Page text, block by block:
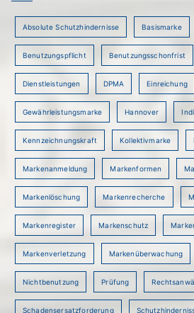
Absolute Schutzhindernisse Basismarke
Benutzungspflicht Benutzungsschonfrist
Dienstleistungen DPMA Einreichung
Gewährleistungsmarke Hannover
Kennzeichnungskraft Kollektivmarke
Markenanmeldung Markenformen
Markenlöschung Markenrecherche
Markenregister Markenschutz
Markenverletzung Markenüberwachung
Nichtbenutzung Prüfung
Schadensersatzforderung